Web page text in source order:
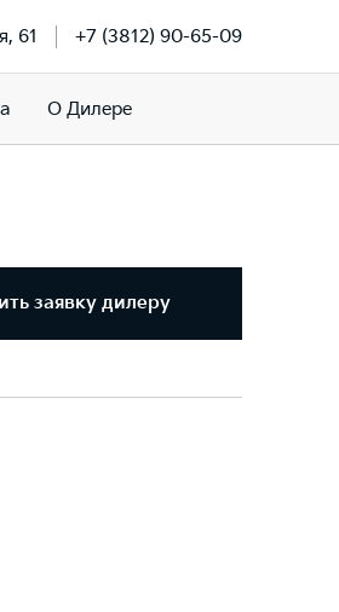
61 +7 (3812) 90-65-09
О Дилере
заявку дилеру